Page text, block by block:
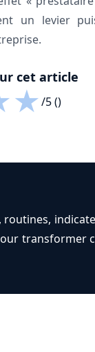
un levier
cet article
★/5 ()